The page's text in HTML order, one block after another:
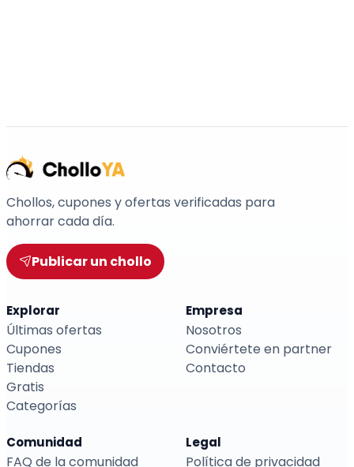
Chollos, cupones y ofertas verificadas para
ahorrar cada día.
Publicar un chollo
Explorar
Últimas ofertas
Cupones
Tiendas
Gratis
Categorías
Empresa
Nosotros
Conviértete en partner
Contacto
Comunidad
FAQ de la comunidad
Legal
Política de privacidad